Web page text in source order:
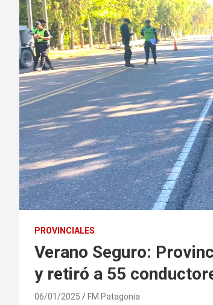
PROVINCIALES
Verano Seguro:
y retiró a 55
06/01/2025 FM Patagonia